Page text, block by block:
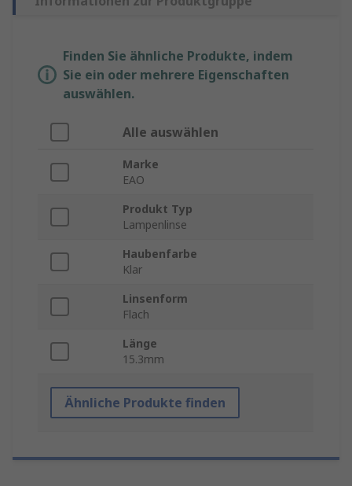
Finden Sie ähnliche Produkte, indem
Sie ein oder mehrere Eigenschaften
auswählen.
Alle auswählen
Marke
EAO
Produkt Typ
Lampenlinse
Haubenfarbe
Klar
Linsenform
Flach
Länge
15.3mm
Ähnliche Produkte finden